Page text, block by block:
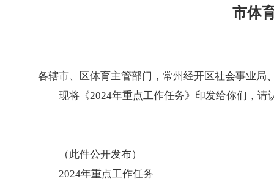
市体
各辖市、区体育主管部门，常州经开区社会事业局
现将《2024年重点工作任务》印发给你们，
（此件公开发布）
2024年重点工作任务